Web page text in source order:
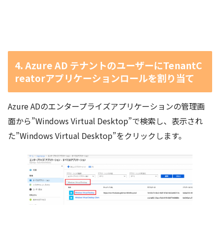
4. Azure AD テナントのユーザーにTenantC
reatorアプリケーションロールを割り当て
Azure ADのエンタープライズアプリケーションの管理画
面から”Windows Virtual Desktop”で検索し、表示され
た”Windows Virtual Desktop”をクリックします。